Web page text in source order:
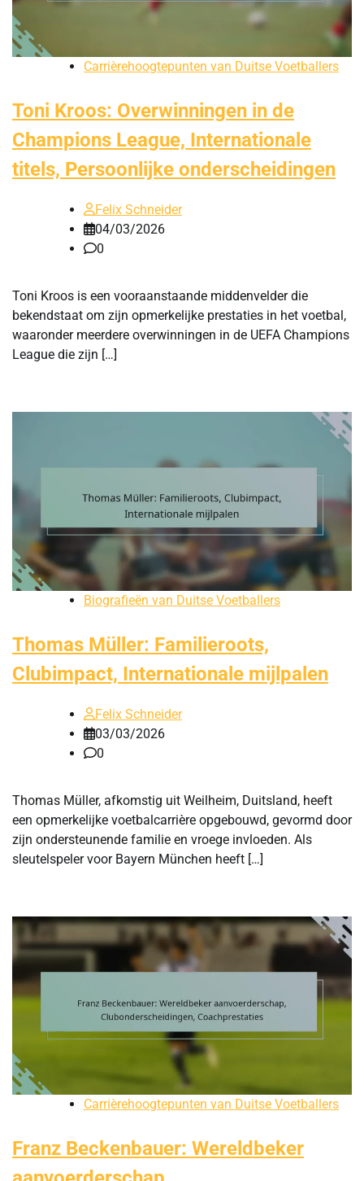
Carrièrehoogtepunten van Duitse Voetballers
Toni Kroos: Overwinningen in de
Champions League, Internationale
titels, Persoonlijke onderscheidingen
Felix Schneider
04/03/2026
0
Toni Kroos is een vooraanstaande middenvelder die
bekendstaat om zijn opmerkelijke prestaties in het voetbal,
waaronder meerdere overwinningen in de UEFA Champions
League die zijn […]
Biografieën van Duitse Voetballers
Thomas Müller: Familieroots,
Clubimpact, Internationale mijlpalen
Felix Schneider
03/03/2026
0
Thomas Müller, afkomstig uit Weilheim, Duitsland, heeft
een opmerkelijke voetbalcarrière opgebouwd, gevormd door
zijn ondersteunende familie en vroege invloeden. Als
sleutelspeler voor Bayern München heeft […]
Carrièrehoogtepunten van Duitse Voetballers
Franz Beckenbauer: Wereldbeker